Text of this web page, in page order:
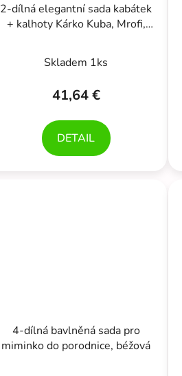
2-dílná elegantní sada kabátek
+ kalhoty Kárko Kuba, Mrofi,
Skladem 1ks
41,64 €
DETAIL
4-dílná bavlněná sada pro
miminko do porodnice, béžová